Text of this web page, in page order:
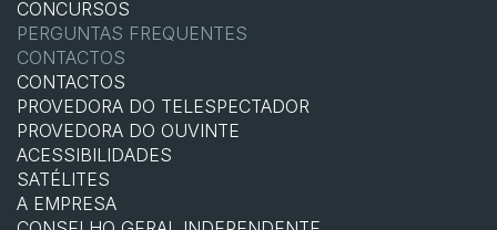
CONCURSOS
PERGUNTAS FREQUENTES
CONTACTOS
CONTACTOS
PROVEDORA DO TELESPECTADOR
PROVEDORA DO OUVINTE
ACESSIBILIDADES
SATÉLITES
A EMPRESA